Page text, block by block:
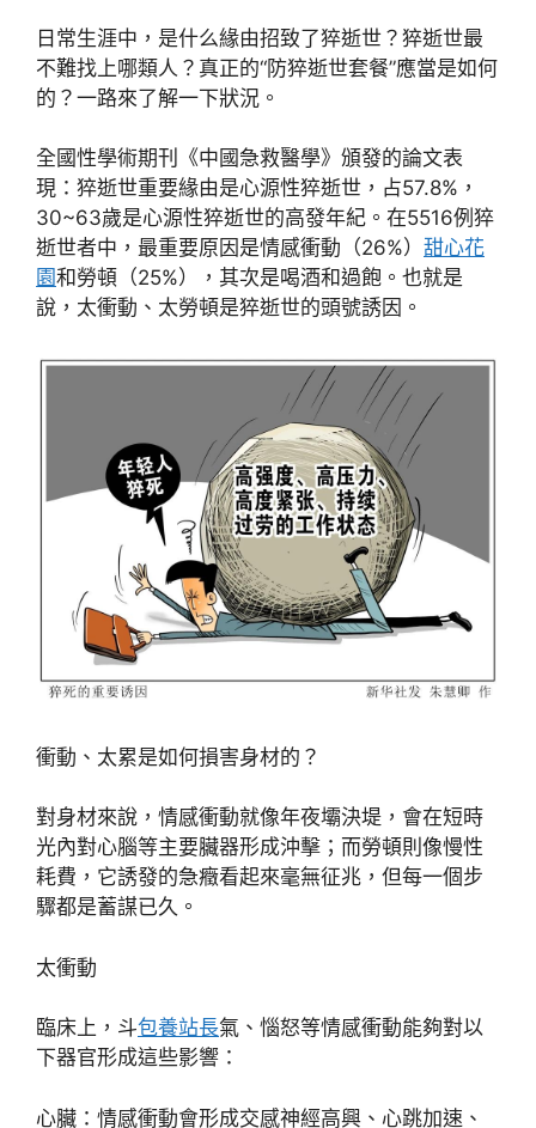
日常生涯中，是什么緣由招致了猝逝世？猝逝世最
不難找上哪類人？真正的“防猝逝世套餐”應當是如何
的？一路來了解一下狀況。
全國性學術期刊《中國急救醫學》頒發的論文表
現：猝逝世重要緣由是心源性猝逝世，占57.8%，
30~63歲是心源性猝逝世的高發年紀。在5516例猝
逝世者中，最重要原因是情感衝動（26%） 甜心花
園和勞頓（25%），其次是喝酒和過飽。也就是
說，太衝動、太勞頓是猝逝世的頭號誘因。
衝動、太累是如何損害身材的？
對身材來說，情感衝動就像年夜壩決堤，會在短時
光內對心腦等主要臟器形成沖擊；而勞頓則像慢性
耗費，它誘發的急癥看起來毫無征兆，但每一個步
驟都是蓄謀已久。
太衝動
臨床上，斗包養站長氣、惱怒等情感衝動能夠對以
下器官形成這些影響：
心臟：情感衝動會形成交感神經高興、心跳加速、